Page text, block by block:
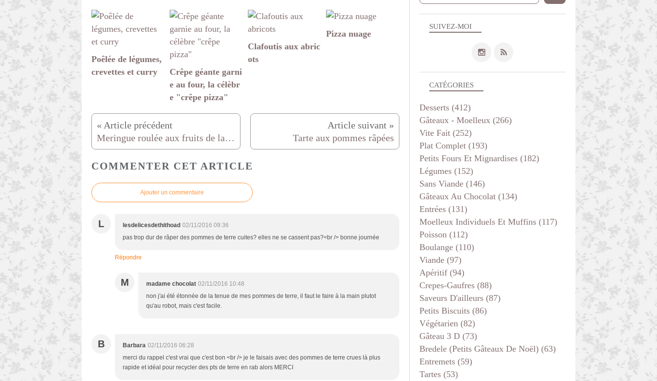
Poêlée de légumes,
crevettes et curry
Crêpe géante garni
e au four, la célèbr
e "crêpe pizza"
Clafoutis aux abric
ots
Pizza nuage
Meringue roulée aux fruits de la passion Tarte aux pommes râpées
COMMENTER CET ARTICLE
Ajouter un commentaire
L lesdelicesdethithoad 02/11/2016 09:36
pas trop dur de râper des pommes de terre cuites? elles ne se cassent pas?<br /> bonne journée
Répondre
M madame chocolat 02/11/2016 10:48
non j'ai été étonnée de la tenue de mes pommes de terre, il faut le faire à la main plutot
qu'au robot, mais c'est facile.
B Barbara 02/11/2016 06:28
merci du rappel c'est vrai que c'est bon <br /> je le faisais avec des pommes de terre crues là plus
rapide et idéal pour recycler des pts de terre en rab alors MERCI
SUIVEZ-MOI
CATÉGORIES
Desserts (412)
Gâteaux - Moelleux (266)
Vite Fait (252)
Plat Complet (193)
Petits Fours Et Mignardises (182)
Légumes (152)
Sans Viande (146)
Gâteaux Au Chocolat (134)
Entrées (131)
Moelleux Individuels Et Muffins (117)
Poisson (112)
Boulange (110)
Viande (97)
Apéritif (94)
Crepes-Gaufres (88)
Saveurs D'ailleurs (87)
Petits Biscuits (86)
Végétarien (82)
Gâteau 3 D (73)
Bredele (petits Gâteaux De Noël) (63)
Entremets (59)
Tartes (53)